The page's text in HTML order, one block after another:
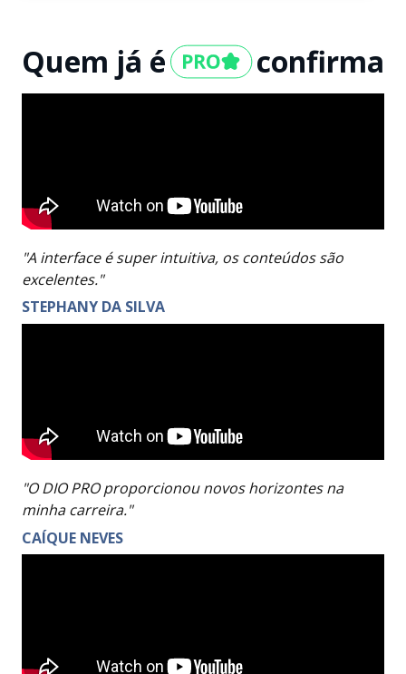
Quem já é confirma
"A interface é super intuitiva, os conteúdos são
excelentes."
STEPHANY DA SILVA
"O DIO PRO proporcionou novos horizontes na
minha carreira."
CAÍQUE NEVES